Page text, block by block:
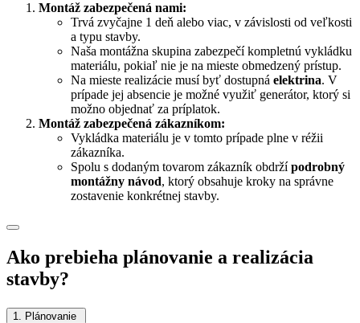
Montáž zabezpečená nami:
Trvá zvyčajne 1 deň alebo viac, v závislosti od veľkosti
a typu stavby.
Naša montážna skupina zabezpečí kompletnú vykládku
materiálu, pokiaľ nie je na mieste obmedzený prístup.
Na mieste realizácie musí byť dostupná elektrina. V
prípade jej absencie je možné využiť generátor, ktorý si
možno objednať za príplatok.
Montáž zabezpečená zákazníkom:
Vykládka materiálu je v tomto prípade plne v réžii
zákazníka.
Spolu s dodaným tovarom zákazník obdržípodrobný
montážny návod, ktorý obsahuje kroky na správne
zostavenie konkrétnej stavby.
Ako prebieha plánovanie a realizácia
stavby?
1. Plánovanie